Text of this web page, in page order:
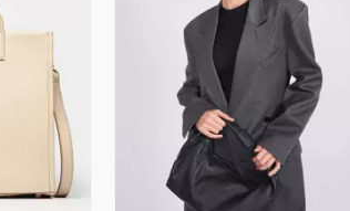
Vista Previa